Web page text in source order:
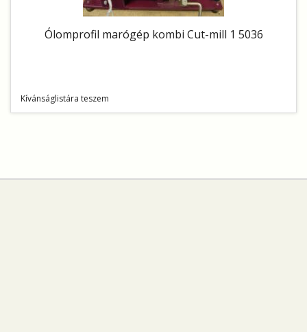
Ólomprofil marógép kombi Cut-mill 1 5036
Kívánságlistára teszem